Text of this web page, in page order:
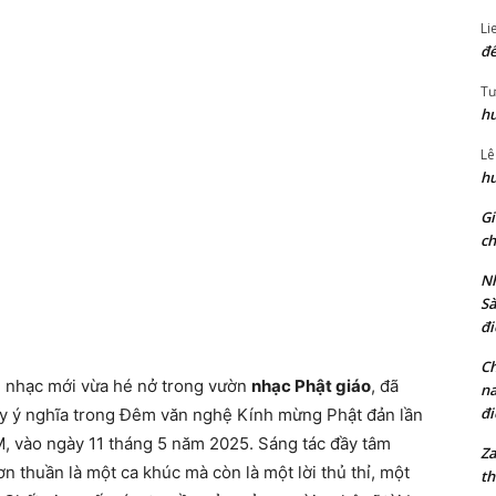
mới vừa hé nở trong vườn nhạc Phật giáo, đã
ý nghĩa trong Đêm văn nghệ Kính mừng Phật đản lần
vào ngày 11 tháng 5 năm 2025. Sáng tác đầy tâm
thuần là một ca khúc mà còn là một lời thủ thỉ, một